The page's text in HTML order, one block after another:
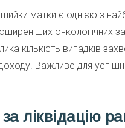
матки є однією з
онкологічних
кількість випадків
Важливе для
ліквідацію